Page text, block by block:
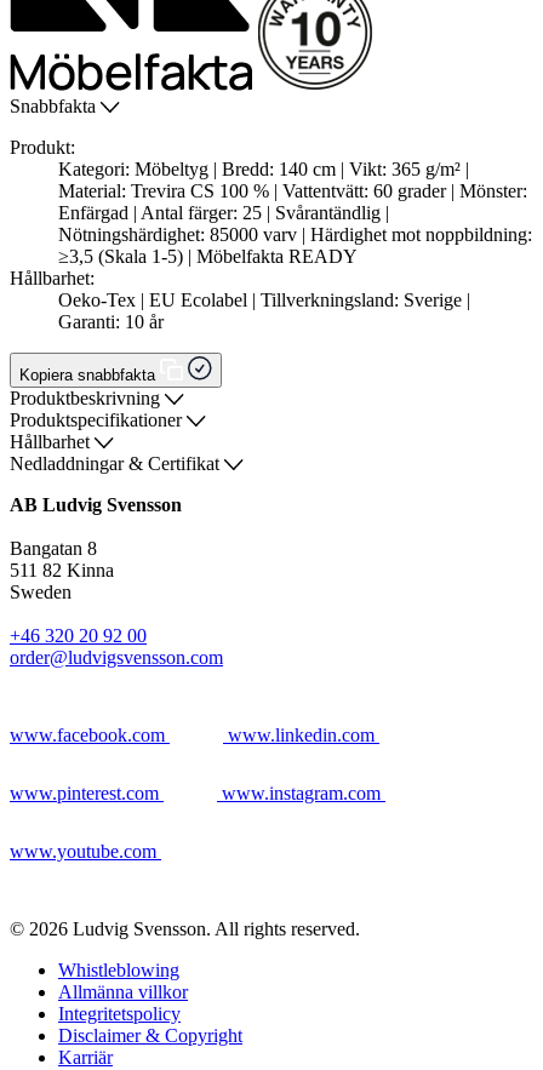
Snabbfakta
Produkt:
Kategori: Möbeltyg | Bredd: 140 cm | Vikt: 365 g/m² |
Material: Trevira CS 100 % | Vattentvätt: 60 grader | Mönster:
Enfärgad | Antal färger: 25 | Svårantändlig |
Nötningshärdighet: 85000 varv | Härdighet mot noppbildning:
≥3,5 (Skala 1-5) | Möbelfakta READY
Hållbarhet:
Oeko-Tex | EU Ecolabel | Tillverkningsland: Sverige |
Garanti: 10 år
Kopiera snabbfakta
Produktbeskrivning
Produktspecifikationer
Hållbarhet
Nedladdningar & Certifikat
AB Ludvig Svensson
Bangatan 8
511 82 Kinna
Sweden
+46 320 20 92 00
order@ludvigsvensson.com
www.facebook.com www.linkedin.com
www.pinterest.com www.instagram.com
www.youtube.com
© 2026 Ludvig Svensson. All rights reserved.
Whistleblowing
Allmänna villkor
Integritetspolicy
Disclaimer & Copyright
Karriär